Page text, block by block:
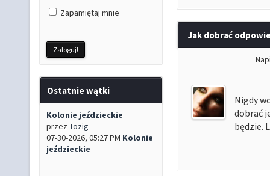
Zapamiętaj mnie
Ostatnie wątki
Kolonie jeździeckie
przezTozig
07-30-2026, 05:27 PM Kolonie
jeździeckie
Jak dobrać
Nigdy
dobrać
będzie.